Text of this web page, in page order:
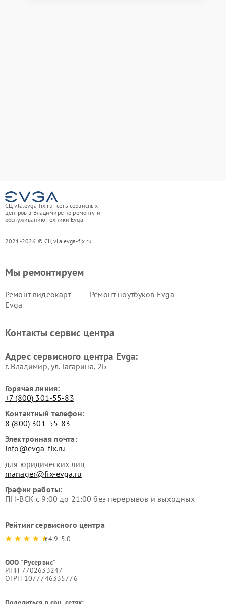
СЦ vla.evga-fix.ru - сеть сервисных
центров в Владимире по ремонту и
обслуживанию техники Evga
2021-2026 © СЦ vla.evga-fix.ru
Мы ремонтируем
Ремонт видеокарт
Evga
Ремонт ноутбуков Evga
Контакты сервис центра
Адрес сервисного центра Evga:
г. Владимир, ул. Гагарина, 2Б
Горячая линия:
+7 (800) 301-55-83
Контактный телефон:
8 (800) 301-55-83
Электронная почта:
info@evga-fix.ru
для юридических лиц
manager@fix-evga.ru
График работы:
ПН-ВСК с 9:00 до 21:00 без перерывов и выходных
Рейтинг сервисного центра
4.9-5.0
ООО "Русервис"
ИНН 7702633247
ОГРН 1077746335776